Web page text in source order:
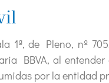
1ª, de Pleno, nº
BBVA, al
por la entidad